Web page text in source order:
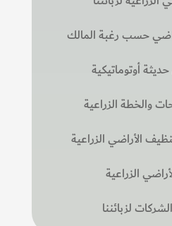
حسب رغبة المالك
أوتوماتيكية
والخطة الزراعية
الأراضي الزراعية
الزراعية
لزبائننا